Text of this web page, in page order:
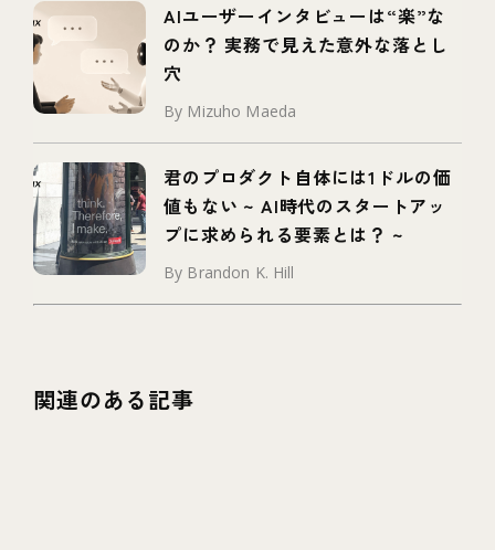
AIユーザーインタビューは“楽”な
のか？ 実務で見えた意外な落とし
穴
By Mizuho Maeda
君のプロダクト自体には1ドルの価
値もない ~ AI時代のスタートアッ
プに求められる要素とは？ ~
By Brandon K. Hill
関連のある記事